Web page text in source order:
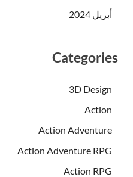
أبريل 2024
Categories
3D Design
Action
Action Adventure
Action Adventure RPG
Action RPG